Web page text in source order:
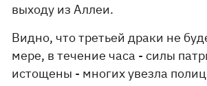
выходу из Аллеи.
Видно, что третьей драки не
мере, в течение часа - силы
истощены - многих увезла